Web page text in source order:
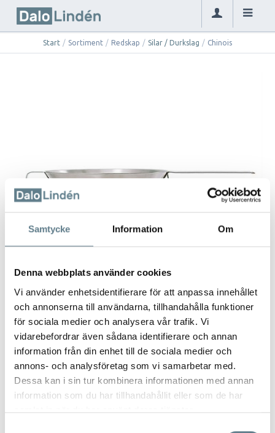
Samtycke Information Om
Denna webbplats använder cookies
Vi använder enhetsidentifierare för att anpassa innehållet
och annonserna till användarna, tillhandahålla funktioner
för sociala medier och analysera vår trafik. Vi
vidarebefordrar även sådana identifierare och annan
information från din enhet till de sociala medier och
annons- och analysföretag som vi samarbetar med.
Dessa kan i sin tur kombinera informationen med annan
information som du har tillhandahållit eller som de har
samlat in när du har använt deras tjänster.
Start / Sortiment / Redskap / Silar / Durkslag / Chinois
Chinois
E-5154